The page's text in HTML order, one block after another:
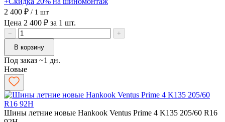
2 400 ₽ / 1 шт
Цена 2 400 ₽ за 1 шт.
−
+
В корзину
Под заказ ~1 дн.
Новые
Шины летние новые Hankook Ventus Prime 4 K135 205/60 R16